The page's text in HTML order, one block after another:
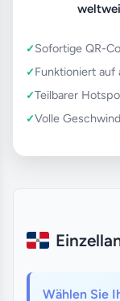
Sofortige QR-
Funktioniert auf
Teilbarer
Volle
Wählen Sie